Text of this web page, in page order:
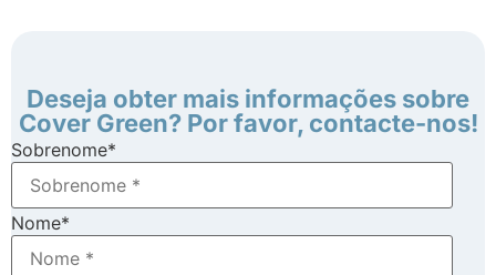
Deseja obter mais informações sobre
Cover Green? Por favor, contacte-nos!
Sobrenome*
Nome*